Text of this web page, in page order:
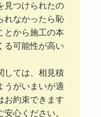
見つけられたの
れなかったら恥
とから施工の本
る可能性が高い
しては、相見積
うがいまいが適
お約束できます
心ください。